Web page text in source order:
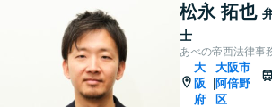
松永 拓也
士
あべの帝西法律事
大
阪
府
大阪市
阿倍野
区